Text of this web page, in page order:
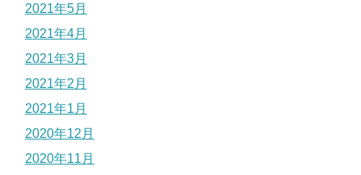
2021年5月
2021年4月
2021年3月
2021年2月
2021年1月
2020年12月
2020年11月